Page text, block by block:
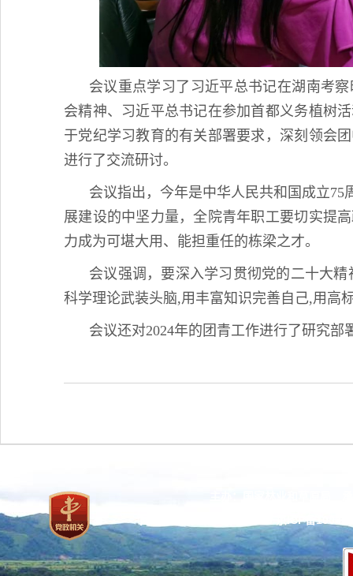
会议重点学习了习近平总书记在湖南考
会精神、习近平总书记在参加首都义务植树
于党纪学习教育的有关部署要求，深刻领会
进行了交流研讨。
会议指出，今年是中华人民共和国成立
展建设的中坚力量，全院青年职工要切实提
力成为可堪大用、能担重任的栋梁之才。
会议强调，要深入学习贯彻党的二十大
科学理论武装头脑,用丰富知识完善自己,用高
会议还对2024年的团青工作进行了研究
京ICP备